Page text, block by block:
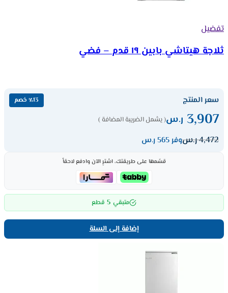
تفضيل
ثلاجة هيتاشي بابين ١٩ قدم – فضي
سعر المنتج ٪13 خصم
3,907 ر.س( يشمل الضريبة المضافة )
4,472ر.سوفر 565 ر.س
قسّمها على طريقتك، اشترِ الآن وادفع لاحقاً
متبقي 5 قطع
إضافة إلى السلة